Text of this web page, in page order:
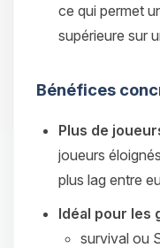
ce qui permet
supérieure sur
Bénéfices
Plus de
joueurs
plus lag entre
Idéal pour les
survival ou